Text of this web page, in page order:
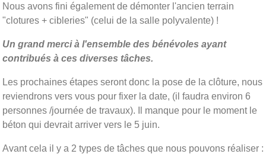
Nous avons fini également de démonter l'ancien terrain
"clotures + cibleries" (celui de la salle polyvalente) !
Un grand merci à l'ensemble des bénévoles ayant
contribués à ces diverses tâches.
Les prochaines étapes seront donc la pose de la clôture, nous
reviendrons vers vous pour fixer la date, (il faudra environ 6
personnes /journée de travaux). Il manque pour le moment le
béton qui devrait arriver vers le 5 juin.
Avant cela il y a 2 types de tâches que nous pouvons réaliser :